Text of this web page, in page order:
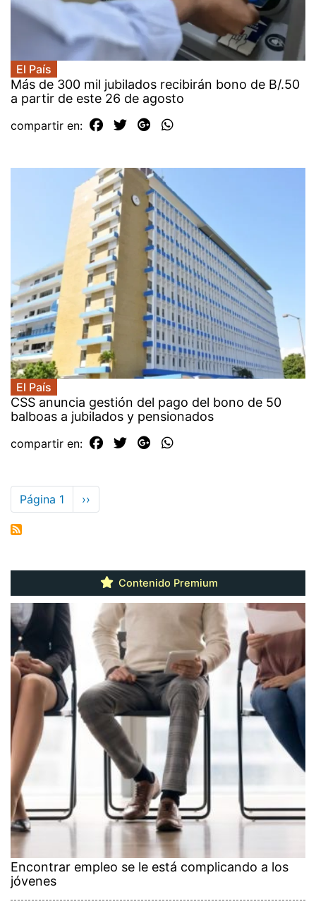
El País
Más de 300 mil jubilados recibirán bono de B/.50
a partir de este 26 de agosto
compartir en:
El País
CSS anuncia gestión del pago del bono de 50
balboas a jubilados y pensionados
compartir en:
Paginación
Página 1
Siguiente
página
››
Contenido Premium
Encontrar empleo se le está complicando a los
jóvenes